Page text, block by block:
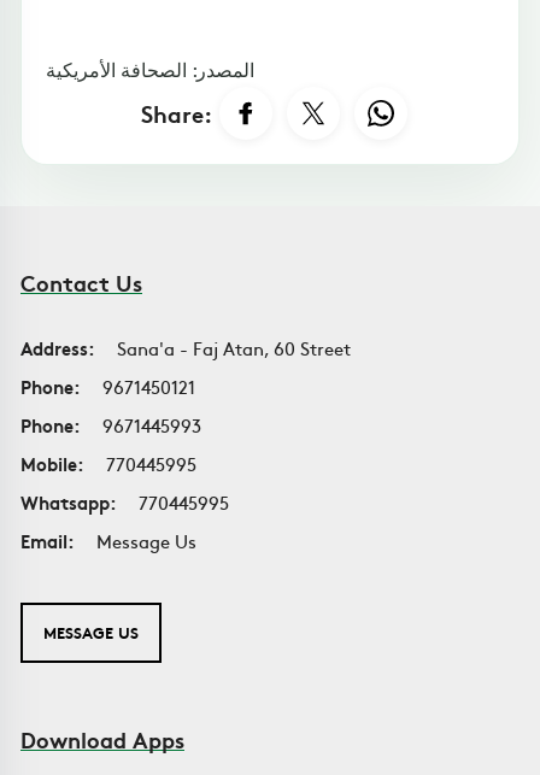
المصدر: الصحافة الأمريكية
Share:
Contact Us
Address:
Sana'a - Faj Atan, 60 Street
Phone:
9671450121
Phone:
9671445993
Mobile:
770445995
Whatsapp:
770445995
Email:
Message Us
MESSAGE US
Download Apps